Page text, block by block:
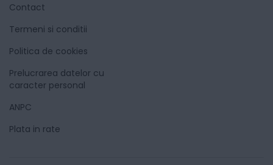
Contact
Termeni si conditii
Politica de cookies
Prelucrarea datelor cu
caracter personal
ANPC
Plata in rate